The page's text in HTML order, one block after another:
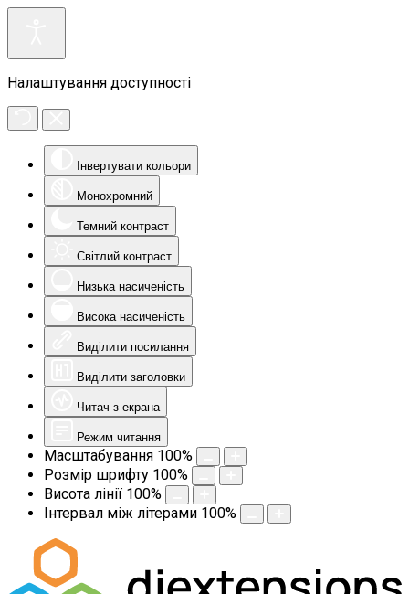
Налаштування доступності
Інвертувати кольори
Монохромний
Темний контраст
Світлий контраст
Низька насиченість
Висока насиченість
Виділити посилання
Виділити заголовки
Читач з екрана
Режим читання
Масштабування 100%
Розмір шрифту 100%
Висота лінії 100%
Інтервал між літерами 100%